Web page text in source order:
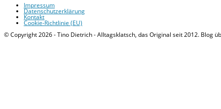
Impressum
Datenschutzerklärung
Kontakt
Cookie-Richtlinie (EU)
© Copyright 2026 - Tino Dietrich - Alltagsklatsch, das Original seit 2012. Blog